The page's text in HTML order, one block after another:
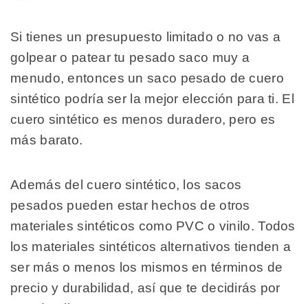
Si tienes un presupuesto limitado o no vas a
golpear o patear tu pesado saco muy a
menudo, entonces un saco pesado de cuero
sintético podría ser la mejor elección para ti. El
cuero sintético es menos duradero, pero es
más barato.
Además del cuero sintético, los sacos
pesados pueden estar hechos de otros
materiales sintéticos como PVC o vinilo. Todos
los materiales sintéticos alternativos tienden a
ser más o menos los mismos en términos de
precio y durabilidad, así que te decidirás por